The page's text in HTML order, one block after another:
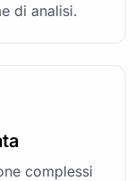
di analisi.
complessi